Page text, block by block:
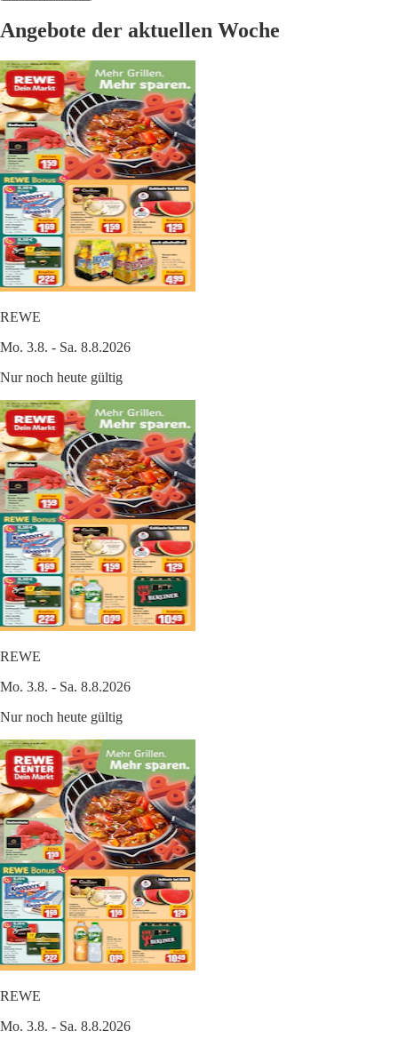
Angebote der aktuellen Woche
REWE
Mo. 3.8. - Sa. 8.8.2026
Nur noch heute gültig
REWE
Mo. 3.8. - Sa. 8.8.2026
Nur noch heute gültig
REWE
Mo. 3.8. - Sa. 8.8.2026